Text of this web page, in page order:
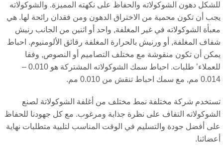
دهون الشوكولاته والحفاظ على نكهته المميزة. والشوكولاته
أن تكون محمية من الاختراق الدهون ومن فقدان رائحة لها. هي
الشوكولاته في غير المغلفة, واحد أو اثنين من الجانب رنيش
المغلفة, أو ورنيش بالحرارة المغلفة رقائق الألومنيوم. احباط
أن تكون منقوشة مع مختلف التصاميم أو النصوص, وفقا
للعملاء’ طلبات. احباط سمك الشوكولاته المشتركة هو 0.010 –
احباط تنقش من 0.010 مم.
شركة مختلفة نمط مختلف من أغلفة الشوكولاتة لصنع
التفاف على نظرة جذابة ومرغوب. مع كل جهودنا للحفاظ
أفضل جودة والتسليم في الوقت المناسب لتلبية متطلبات نهاية